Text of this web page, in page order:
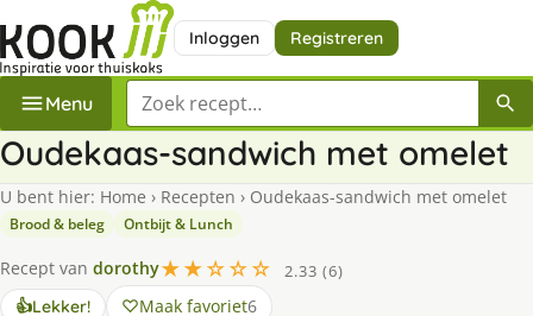
Inloggen Registreren
Menu Zoek een recept
Oudekaas-sandwich met omelet
U bent hier: Home › Recepten › Oudekaas-sandwich met omelet
Brood & beleg Ontbijt & Lunch
Recept van dorothy★★☆☆☆
2.33 (6)
👍Lekker! Maak favoriet6